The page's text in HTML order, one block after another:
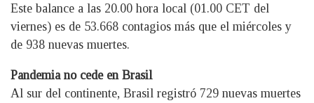
Este balance a las 20.00 hora local (01.00 CET del
viernes) es de 53.668 contagios más que el miércoles y
de 938 nuevas muertes.
Pandemia no cede en Brasil
Al sur del continente, Brasil registró 729 nuevas muertes